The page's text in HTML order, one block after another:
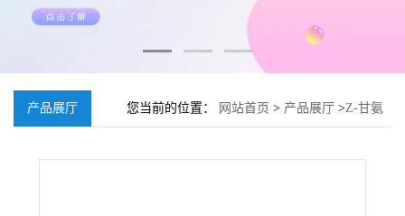
产品展厅 您当前的位置： 网站首页 > 产品展厅 >Z-甘氨